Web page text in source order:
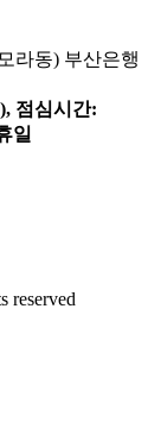
라동) 부산은행
점심시간:
일